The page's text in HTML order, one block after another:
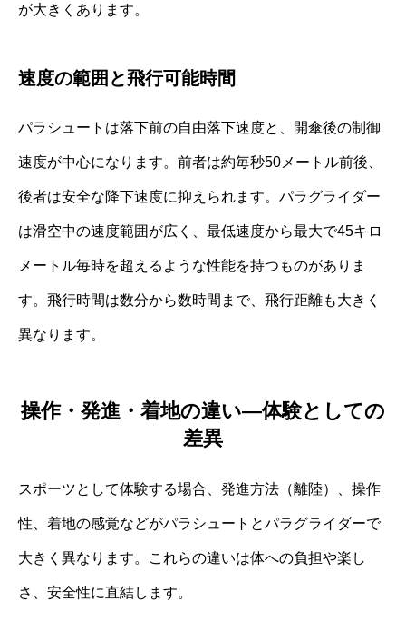
が大きくあります。
速度の範囲と飛行可能時間
パラシュートは落下前の自由落下速度と、開傘後の制御
速度が中心になります。前者は約毎秒50メートル前後、
後者は安全な降下速度に抑えられます。パラグライダー
は滑空中の速度範囲が広く、最低速度から最大で45キロ
メートル毎時を超えるような性能を持つものがありま
す。飛行時間は数分から数時間まで、飛行距離も大きく
異なります。
操作・発進・着地の違い―体験としての
差異
スポーツとして体験する場合、発進方法（離陸）、操作
性、着地の感覚などがパラシュートとパラグライダーで
大きく異なります。これらの違いは体への負担や楽し
さ、安全性に直結します。